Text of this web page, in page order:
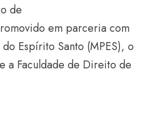
de
em parceria com
Espírito Santo (MPES), o
a Faculdade de Direito de